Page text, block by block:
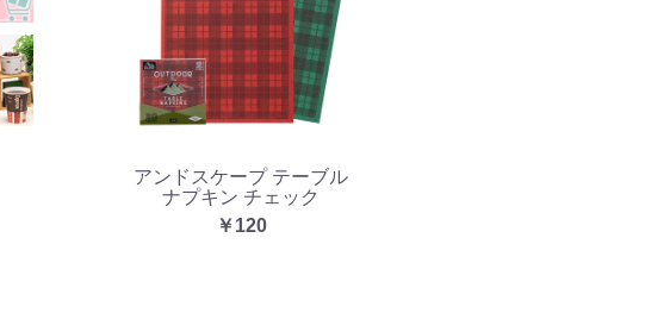
アンドスケープ テーブル
ナプキン チェック
￥120